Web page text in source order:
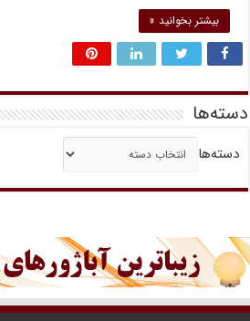
بیشتر بخوانید »
دسته‌ها
دسته‌ها